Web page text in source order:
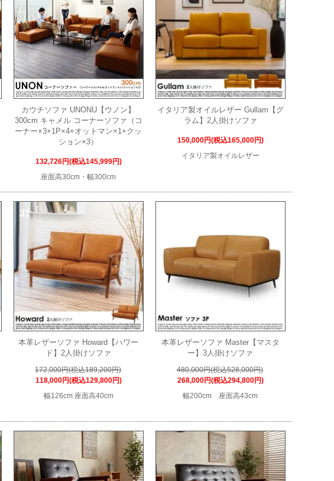
カウチソファ UNONU【ウノン】
300cm キャメル コーナーソファ（コ
ーナー×3+1P×4+オットマン×1+クッ
ション×3）
132,726円(税込145,999円)
座面高30cm・幅300cm
イタリア製オイルレザー Gullam【グ
ラム】2人掛けソファ
150,000円(税込165,000円)
イタリア製オイルレザー
31
本革レザーソファ Howard【ハワー
ド】2人掛けソファ
172,000円(税込189,200円)
118,000円(税込129,800円)
幅126cm 座面高40cm
本革レザーソファ Master【マスタ
ー】3人掛けソファ
480,000円(税込528,000円)
268,000円(税込294,800円)
幅200cm 座面高43cm